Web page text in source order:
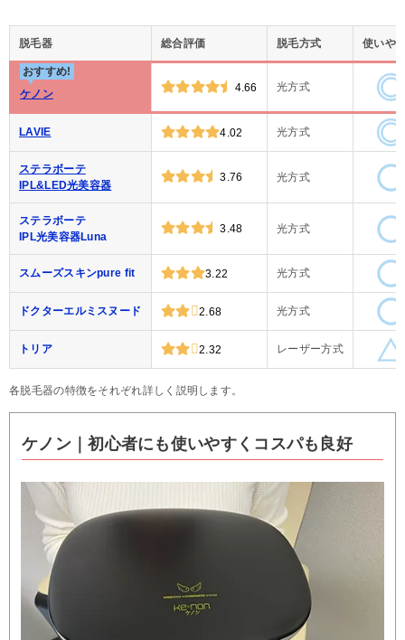
脱毛器 総合評価 脱毛方式 使いや
おすすめ!
ケノン
4.66 光方式
LAVIE 4.02 光方式
ステラボーテ
IPL&LED光美容器
3.76 光方式
ステラボーテ
IPL光美容器Luna
3.48 光方式
スムーズスキンpure fit 3.22 光方式
ドクターエルミスヌード 2.68 光方式
トリア 2.32 レーザー方式
各脱毛器の特徴をそれぞれ詳しく説明します。
ケノン｜初心者にも使いやすくコスパも良好